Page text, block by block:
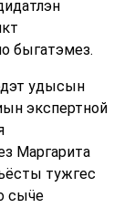
быгатэмез.
удысын
экспертной
Маргарита
тужгес
сыӵе